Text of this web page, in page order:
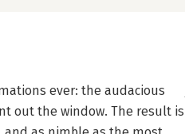
ever: the audacious
out the window. The result is